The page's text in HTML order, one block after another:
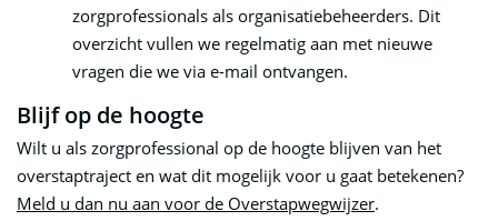
zorgprofessionals als organisatiebeheerders. Dit
overzicht vullen we regelmatig aan met nieuwe
vragen die we via e-mail ontvangen.
Blijf op de hoogte
Wilt u als zorgprofessional op de hoogte blijven van het
overstaptraject en wat dit mogelijk voor u gaat betekenen?
Meld u dan nu aan voor de Overstapwegwijzer.